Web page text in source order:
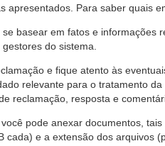
apresentados. Para saber quais
basear em fatos e
do sistema.
e fique atento às
relevante para o tratamento
reclamação, resposta e
pode anexar documentos,
cada) e a extensão dos arquivos